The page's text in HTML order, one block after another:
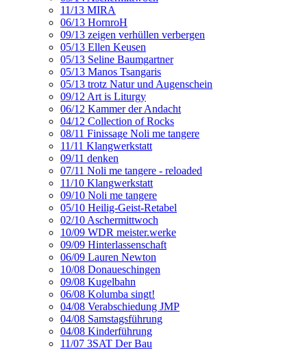
11/13 MIRA
06/13 HornroH
09/13 zeigen verhüllen verbergen
05/13 Ellen Keusen
05/13 Seline Baumgartner
05/13 Manos Tsangaris
05/13 trotz Natur und Augenschein
09/12 Art is Liturgy
06/12 Kammer der Andacht
04/12 Collection of Rocks
08/11 Finissage Noli me tangere
11/11 Klangwerkstatt
09/11 denken
07/11 Noli me tangere - reloaded
11/10 Klangwerkstatt
09/10 Noli me tangere
05/10 Heilig-Geist-Retabel
02/10 Aschermittwoch
10/09 WDR meister.werke
09/09 Hinterlassenschaft
06/09 Lauren Newton
10/08 Donaueschingen
09/08 Kugelbahn
06/08 Kolumba singt!
04/08 Verabschiedung JMP
04/08 Samstagsführung
04/08 Kinderführung
11/07 3SAT Der Bau